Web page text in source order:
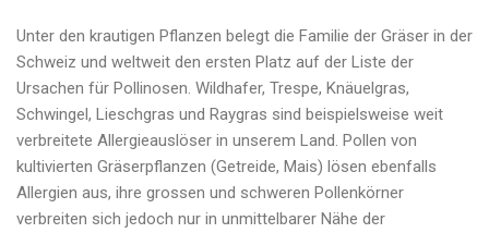
Unter den krautigen Pflanzen belegt die Familie der Gräser in der
Schweiz und weltweit den ersten Platz auf der Liste der
Ursachen für Pollinosen. Wildhafer, Trespe, Knäuelgras,
Schwingel, Lieschgras und Raygras sind beispielsweise weit
verbreitete Allergieauslöser in unserem Land. Pollen von
kultivierten Gräserpflanzen (Getreide, Mais) lösen ebenfalls
Allergien aus, ihre grossen und schweren Pollenkörner
verbreiten sich jedoch nur in unmittelbarer Nähe der